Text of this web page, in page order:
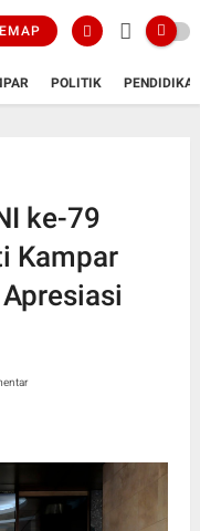
POLITIK
ke-79
Kampar